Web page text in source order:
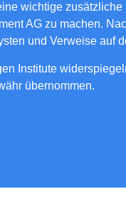
wichtige
AG zu machen.
und Verweise auf
Institute
übernommen.